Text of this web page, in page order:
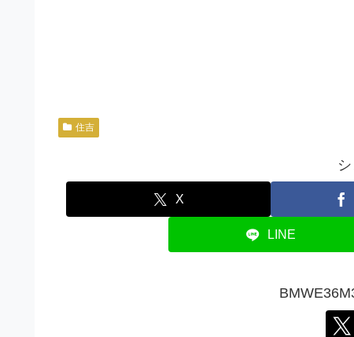
住吉
X
LINE